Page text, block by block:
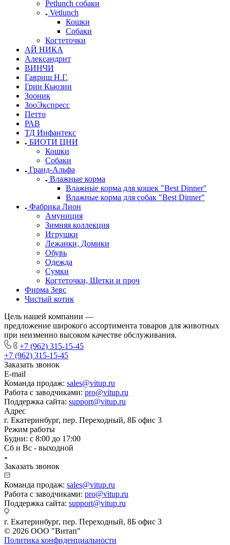
Petlunch собаки
Vetlunch
Кошки
Собаки
Когтеточки
АЙ НИКА
Александрит
ВИНЧИ
Гавриш Н.Г.
Грин Кьюзин
Зооник
ЗооЭкспресс
Петто
РАВ
ТД Инфантекс
БИОТИ ЦНИ
Кошки
Собаки
Гранд-Альфа
Влажные корма
Влажные корма для кошек "Best Dinner"
Влажные корма для собак "Best Dinner"
Фабрика Лион
Амуниция
Зимняя коллекция
Игрушки
Лежанки, Домики
Обувь
Одежда
Сумки
Когтеточки, Щетки и проч
Фирма Зевс
Чистый котик
Цель нашей компании —
предложение широкого ассортимента товаров для животных
при неизменно высоком качестве обслуживания.
+7 (962) 315-15-45
+7 (962) 315-15-45
Заказать звонок
E-mail
Команда продаж: sales@vitup.ru
Работа с заводчиками: pro@vitup.ru
Поддержка сайта: support@vitup.ru
Адрес
г. Екатеринбург, пер. Переходный, 8Б офис 3
Режим работы
Будни: с 8:00 до 17:00
Сб и Вс - выходной
Заказать звонок
Команда продаж: sales@vitup.ru
Работа с заводчиками: pro@vitup.ru
Поддержка сайта: support@vitup.ru
г. Екатеринбург, пер. Переходный, 8Б офис 3
© 2026 ООО "Витап"
Политика конфиденциальности